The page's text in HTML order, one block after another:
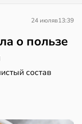
24 июляв13:39
о пользе
состав